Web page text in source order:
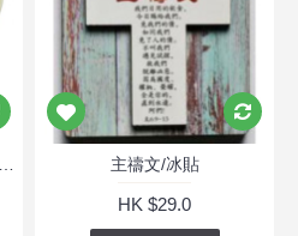
主禱文/冰貼
HK $29.0